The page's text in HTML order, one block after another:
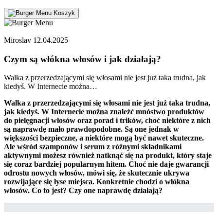
Koszyk
Miroslav 12.04.2025
Czym są włókna włosów i jak działają?
Walka z przerzedzającymi się włosami nie jest już taka trudna, jak
kiedyś. W Internecie można…
Walka z przerzedzającymi się włosami nie jest już taka trudna,
jak kiedyś. W Internecie można znaleźć mnóstwo produktów
do pielęgnacji włosów oraz porad i trików, choć niektóre z nich
są naprawdę mało prawdopodobne. Są one jednak w
większości bezpieczne, a niektóre mogą być nawet skuteczne.
Ale wśród szamponów i serum z różnymi składnikami
aktywnymi możesz również natknąć się na produkt, który staje
się coraz bardziej popularnym hitem. Choć nie daje gwarancji
odrostu nowych włosów, mówi się, że skutecznie ukrywa
rozwijające się łyse miejsca. Konkretnie chodzi o włókna
włosów. Co to jest? Czy one naprawdę działają?